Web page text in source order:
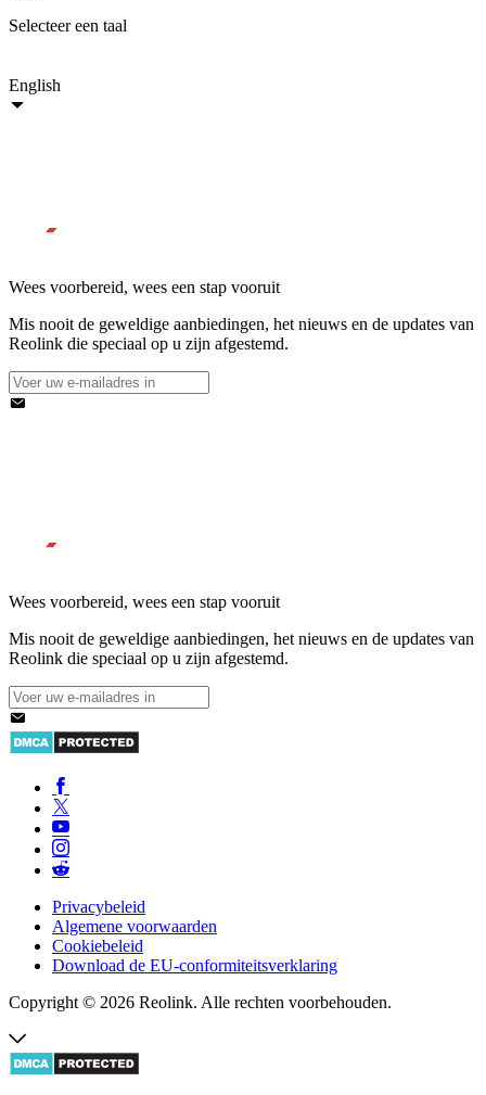
Selecteer een taal
English
Wees voorbereid, wees een stap vooruit
Mis nooit de geweldige aanbiedingen, het nieuws en de updates van
Reolink die speciaal op u zijn afgestemd.
Wees voorbereid, wees een stap vooruit
Mis nooit de geweldige aanbiedingen, het nieuws en de updates van
Reolink die speciaal op u zijn afgestemd.
Privacybeleid
Algemene voorwaarden
Cookiebeleid
Download de EU-conformiteitsverklaring
Copyright © 2026 Reolink. Alle rechten voorbehouden.